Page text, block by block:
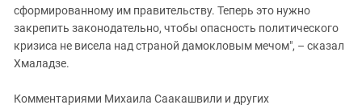
сформированному им правительству. Теперь это нужно
закрепить законодательно, чтобы опасность политического
кризиса не висела над страной дамокловым мечом", – сказал
Хмаладзе.
Комментариями Михаила Саакашвили и других